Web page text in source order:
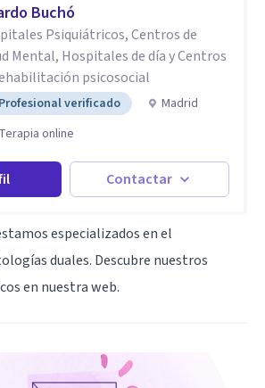
Buchó
Psiquiátricos, Centros de
Mental, Hospitales de día y Centros
psicosocial
Profesional verificado
Madrid
Terapia online
Contactar
especializados en el
duales. Descubre nuestros
en nuestra web.